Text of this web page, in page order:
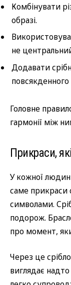
Комбінувати
образі.
не
Додавати
повсякденного
Головне
гармонії між
Прикраси,
У кожної
саме
символами.
подорож.
про момент,
Через це
виглядає